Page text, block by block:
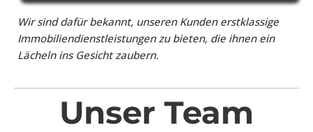
Wir sind dafür bekannt, unseren Kunden erstklassige
Immobiliendienstleistungen zu bieten, die ihnen ein
Lächeln ins Gesicht zaubern.
Unser Team